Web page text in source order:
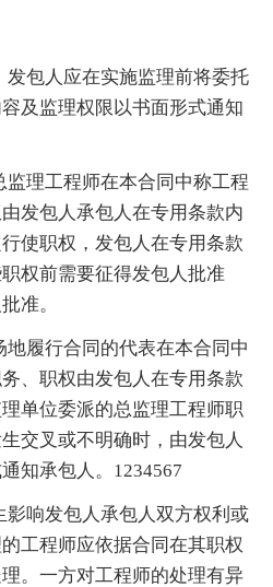
发包人应在实施监理前将委托
及监理权限以书面形式通知
监理工程师在本合同中称工程
发包人承包人在专用条款内
使职权，发包人在专用条款
权前需要征得发包人批准
准。
地履行合同的代表在本合同中
、职权由发包人在专用条款
单位委派的总监理工程师职
交叉或不明确时，由发包人
知承包人。1234567
影响发包人承包人双方权利或
工程师应依据合同在其职权
。一方对工程师的处理有异